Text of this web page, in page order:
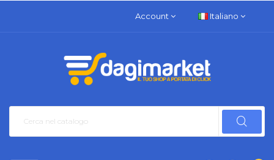
Account Italiano